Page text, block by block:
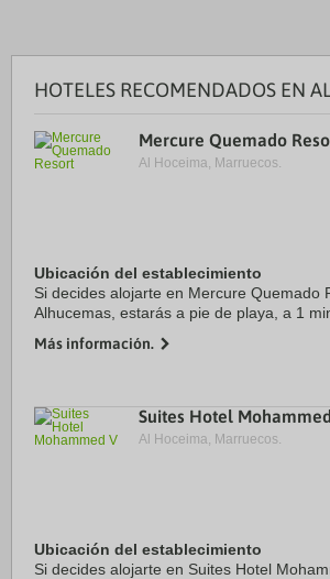
HOTELES RECOMENDADOS EN
Mercure Quemado
Al Hoceima, Marruecos.
Ubicación del establecimiento
Si decides alojarte en Mercure Quemado
Alhucemas, estarás a pie de playa, a 1
Además, este hotel de playa se encuentra
Más información.
Suites Hotel
Al Hoceima, Marruecos.
Ubicación del establecimiento
Si decides alojarte en Suites Hotel